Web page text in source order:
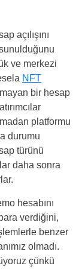
açılışını
ve merkezi
NFT
bir hesap
platformu
durumu
türünü
daha sonra
hesabını
verdiğini,
benzer
olmadı.
çünkü